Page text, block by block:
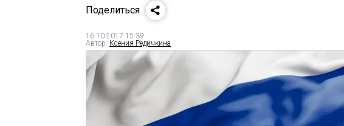
Поделиться
16.10.2017 15:39
Автор: Ксения Редичкина